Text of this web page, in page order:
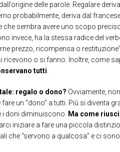
delle parole. Regalare
probabilmente, deriva dal
che sembra avere uno scopo
invece, ha la stessa radice del
prezzo, ricompensa o
ricevono o si fanno. Inoltre, come
tutti.
regalo o dono? Ovviamente,
un “dono” a tutti. Più si diventa
i doni diminuiscono. Ma come
iniziare a fare una piccola
che “servono a qualcosa” e ci